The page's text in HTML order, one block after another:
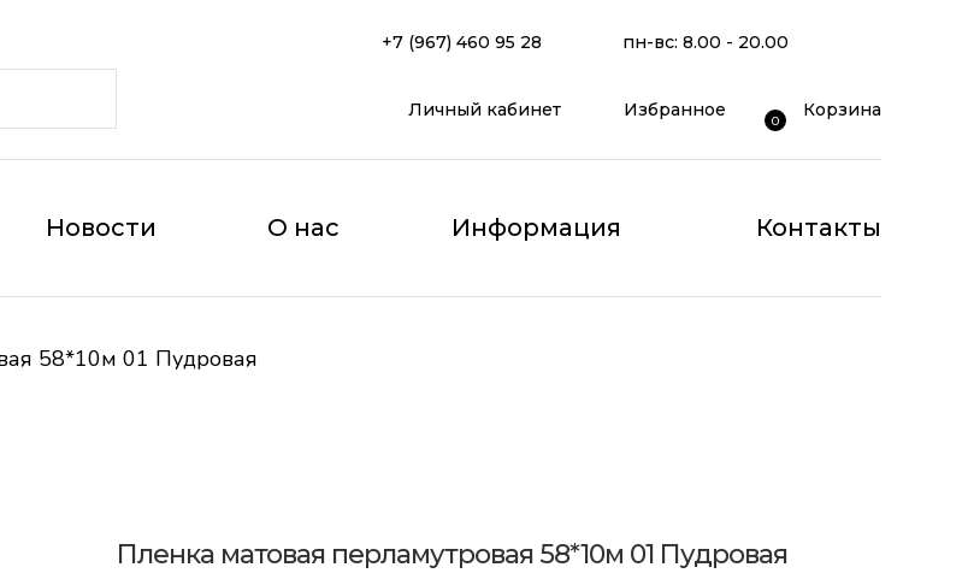
+7 (967) 460 95 28 пн-вс: 8.00 - 20.00
Личный кабинет Избранное
0
Корзина
Новости О нас Информация Контакты
58*10м 01 Пудровая
Пленка матовая перламутровая 58*10м 01 Пудровая